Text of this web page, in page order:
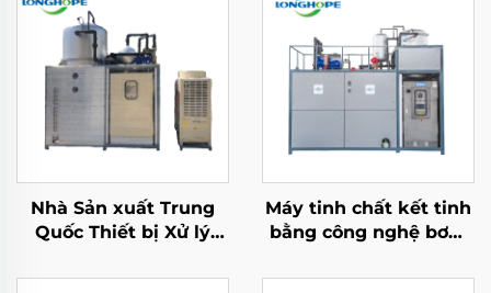
Nhà Sản xuất Trung
Quốc Thiết bị Xử lý
Công nghiệp Bơm
Máy tinh chất kết tinh
bằng công nghệ bơm
có chứng nhận CE